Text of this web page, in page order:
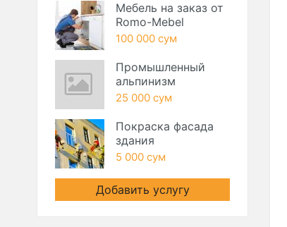
Мебель на заказ от
Romo-Mebel
100 000 сум
Промышленный
альпинизм
25 000 сум
Покраска фасада
здания
5 000 сум
Добавить услугу